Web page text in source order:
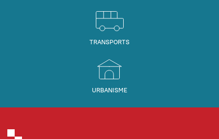
TRANSPORTS
URBANISME